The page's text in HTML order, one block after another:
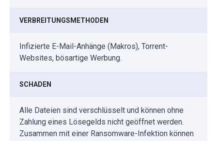
VERBREITUNGSMETHODEN
Infizierte E-Mail-Anhänge (Makros), Torrent-
Websites, bösartige Werbung.
SCHADEN
Alle Dateien sind verschlüsselt und können ohne
Zahlung eines Lösegelds nicht geöffnet werden.
Zusammen mit einer Ransomware-Infektion können